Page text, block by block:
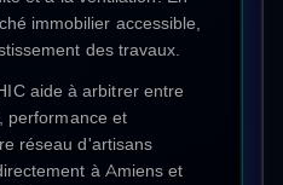
immobilier accessible,
des travaux.
aide à arbitrer entre
performance et
réseau d'artisans
à Amiens et